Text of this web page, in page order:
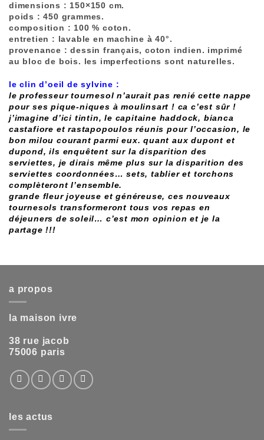
dimensions : 150×150 cm.
poids :450 grammes.
composition : 100 % coton.
entretien : lavable en machine à 40°.
provenance :dessin français, coton indien. imprimé
au bloc de bois. les imperfections sont naturelles.
le clin d’oeil de sylvine :
le professeur tournesol n’aurait pas renié cette nappe
pour ses pique-niques à moulinsart ! ca c’est sûr !
j’imagine d’ici tintin, le capitaine haddock, bianca
castafiore et rastapopoulos réunis pour l’occasion, le
bon milou courant parmi eux. quant aux dupont et
dupond, ils enquêtent sur la disparition des
serviettes, je dirais même plus sur la disparition des
serviettes coordonnées… sets, tablier et torchons
complèteront l’ensemble.
grande fleur joyeuse et généreuse, ces nouveaux
tournesols transformeront tous vos repas en
déjeuners de soleil… c’est mon opinion et je la
partage !!!
a propos
la maison ivre
38 rue jacob
75006 paris
les actus